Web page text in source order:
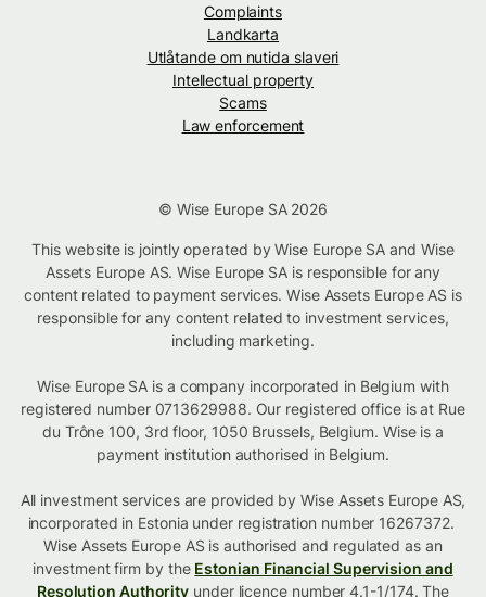
Complaints
Landkarta
Utlåtande om nutida slaveri
Intellectual property
Scams
Law enforcement
© Wise Europe SA 2026
This website is jointly operated by Wise Europe SA and Wise
Assets Europe AS. Wise Europe SA is responsible for any
content related to payment services. Wise Assets Europe AS is
responsible for any content related to investment services,
including marketing.
Wise Europe SA is a company incorporated in Belgium with
registered number 0713629988. Our registered office is at Rue
du Trône 100, 3rd floor, 1050 Brussels, Belgium. Wise is a
payment institution authorised in Belgium.
All investment services are provided by Wise Assets Europe AS,
incorporated in Estonia under registration number 16267372.
Wise Assets Europe AS is authorised and regulated as an
investment firm by the Estonian Financial Supervision and
Resolution Authority under licence number 4.1-1/174. The